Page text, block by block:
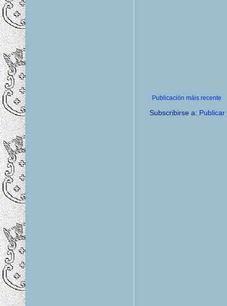
Publicación máis recente
Subscribirse a: